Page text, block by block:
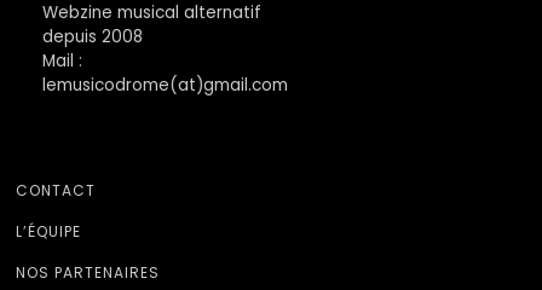
Webzine musical alternatif
depuis 2008
Mail :
lemusicodrome(at)gmail.com
CONTACT
L’ÉQUIPE
NOS PARTENAIRES